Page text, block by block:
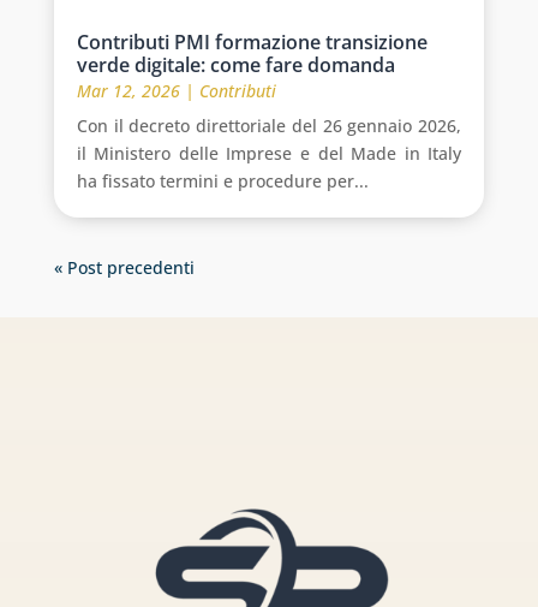
Contributi PMI formazione transizione
verde digitale: come fare domanda
Mar 12, 2026| Contributi
Con il decreto direttoriale del 26 gennaio 2026,
il Ministero delle Imprese e del Made in Italy
ha fissato termini e procedure per...
« Post precedenti